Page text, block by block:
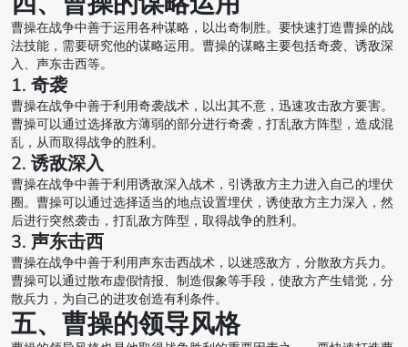
曹操在战争中善于运用各种谋略，以出奇制胜。要快速打造曹操的战
法技能，需要研究他的谋略运用。曹操的谋略主要包括奇袭、诱敌深
入、声东击西等。
1. 奇袭
曹操在战争中善于利用奇袭战术，以出其不意，迅速攻击敌方要害。
曹操可以通过选择敌方薄弱的部分进行奇袭，打乱敌方阵型，造成混
乱，从而取得战争的胜利。
2. 诱敌深入
曹操在战争中善于利用诱敌深入战术，引诱敌方主力进入自己的埋伏
圈。曹操可以通过选择适当的地点设置埋伏，诱使敌方主力深入，然
后进行突然袭击，打乱敌方阵型，取得战争的胜利。
3. 声东击西
曹操在战争中善于利用声东击西战术，以迷惑敌方，分散敌方兵力。
曹操可以通过散布虚假情报、制造假象等手段，使敌方产生错觉，分
散兵力，为自己的进攻创造有利条件。
五、曹操的领导风格